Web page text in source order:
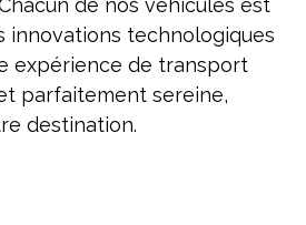
de nos véhicules est
innovations technologiques
expérience de transport
parfaitement sereine,
destination.